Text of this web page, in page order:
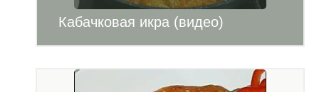
Кабачковая икра (видео)